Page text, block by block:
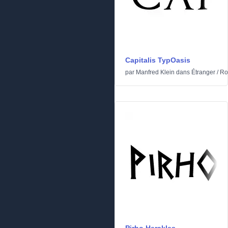
Capitalis TypOasis
par Manfred Klein dans Étranger /